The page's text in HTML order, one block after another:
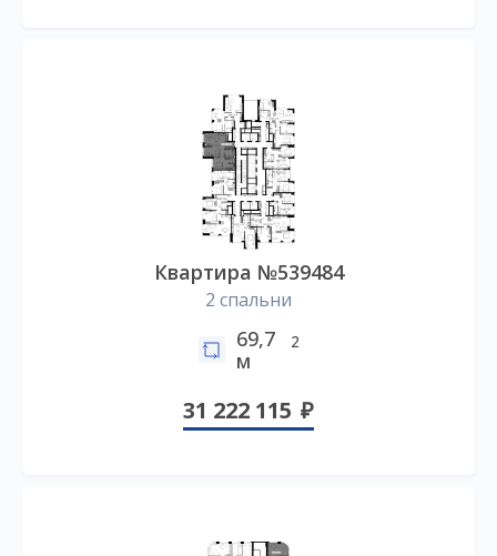
Квартира №539484
2 спальни
69,7
м
2
31 222 115